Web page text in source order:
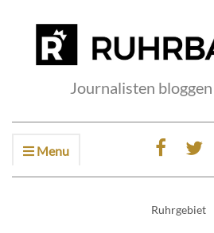
Journalisten
Menu
Ruhrgebiet